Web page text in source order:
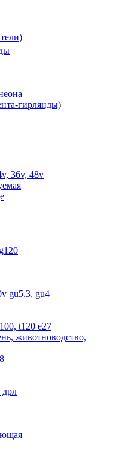
гирлянды)
36v, 48v
gu5.3, gu4
t120 е27
животноводство,
дрл